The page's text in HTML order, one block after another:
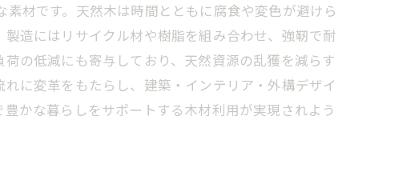
材です。天然木は時間とともに腐食や変色が避けら
造にはリサイクル材や樹脂を組み合わせ、強靭で耐
の低減にも寄与しており、天然資源の乱獲を減らす
に変革をもたらし、建築・インテリア・外構デザイ
かな暮らしをサポートする木材利用が実現されよう